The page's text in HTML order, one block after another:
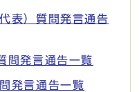
表）質問発言通告
問発言通告一覧
発言通告一覧